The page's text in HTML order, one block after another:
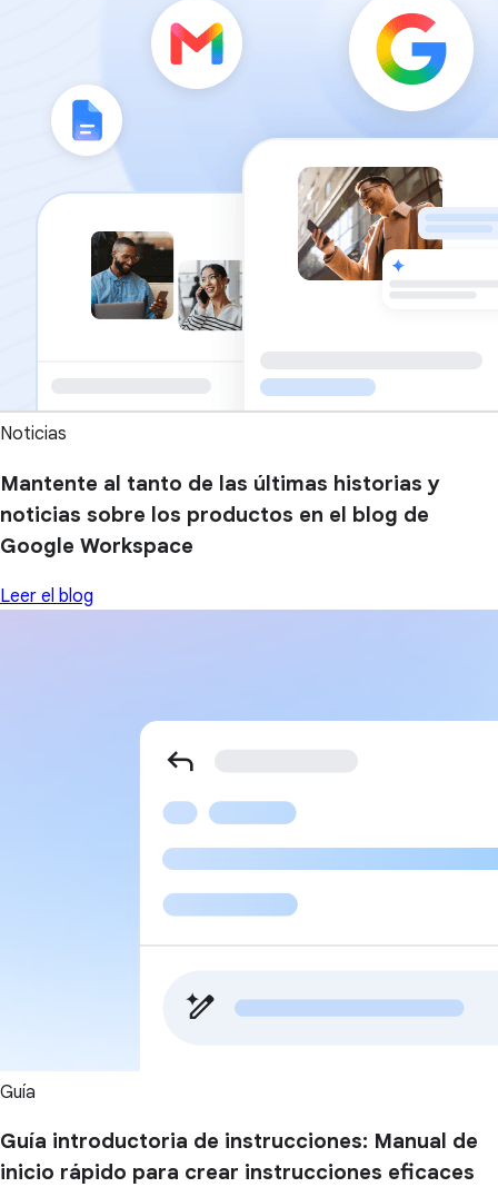
Noticias
Mantente al tanto de las últimas historias y
noticias sobre los productos en el blog de
Google Workspace
Leer el blog
Guía
Guía introductoria de instrucciones: Manual de
inicio rápido para crear instrucciones eficaces